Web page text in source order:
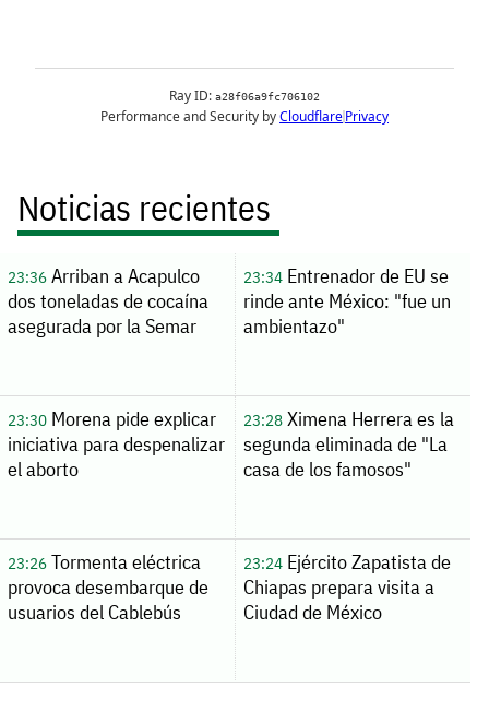
Noticias recientes
23:36Arriban a Acapulco
dos toneladas de cocaína
asegurada por la Semar
23:34Entrenador de EU se
rinde ante México: "fue un
ambientazo"
23:30Morena pide explicar
iniciativa para despenalizar
el aborto
23:28Ximena Herrera es la
segunda eliminada de "La
casa de los famosos"
23:26Tormenta eléctrica
provoca desembarque de
usuarios del Cablebús
23:24Ejército Zapatista de
Chiapas prepara visita a
Ciudad de México